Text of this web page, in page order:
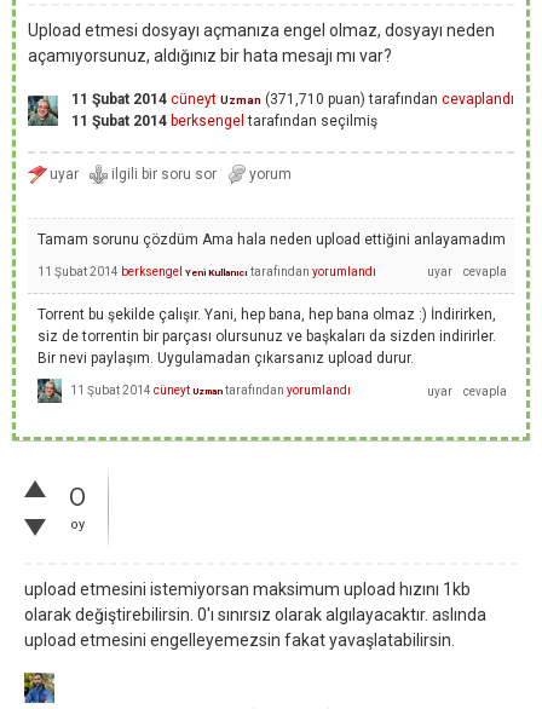
Upload etmesi dosyayı açmanıza engel olmaz, dosyayı neden
açamıyorsunuz, aldığınız bir hata mesajı mı var?
11 Şubat 2014 cüneyt Uzman (371,710 puan) tarafından cevaplandı
11 Şubat 2014 berksengel tarafından seçilmiş
Tamam sorunu çözdüm Ama hala neden upload ettiğini anlayamadım
11 Şubat 2014 berksengel Yeni Kullanıcı tarafından yorumlandı
Torrent bu şekilde çalışır. Yani, hep bana, hep bana olmaz :) İndirirken,
siz de torrentin bir parçası olursunuz ve başkaları da sizden indirirler.
Bir nevi paylaşım. Uygulamadan çıkarsanız upload durur.
11 Şubat 2014 cüneyt Uzman tarafından yorumlandı
0
oy
upload etmesini istemiyorsan maksimum upload hızını 1kb
olarak değiştirebilirsin. 0'ı sınırsız olarak algılayacaktır. aslında
upload etmesini engelleyemezsin fakat yavaşlatabilirsin.